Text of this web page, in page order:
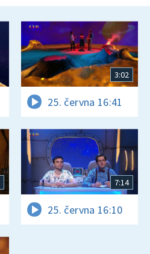
3:02
25. června 16:41
7:14
25. června 16:10